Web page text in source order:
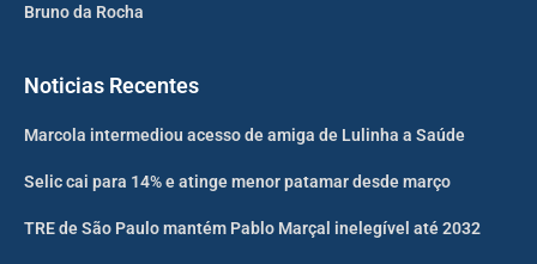
Bruno da Rocha
Noticias Recentes
Marcola intermediou acesso de amiga de Lulinha a Saúde
Selic cai para 14% e atinge menor patamar desde março
TRE de São Paulo mantém Pablo Marçal inelegível até 2032